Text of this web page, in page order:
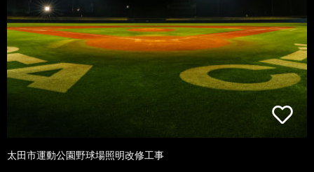
太田市運動公園野球場照明改修工事